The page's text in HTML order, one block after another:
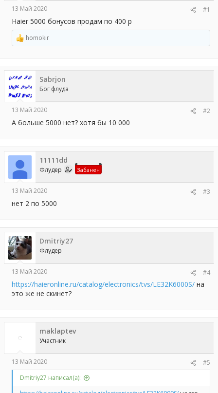
13 Май 2020 #1
Haier 5000 бонусов продам по 400 р
Р
е
а
к
ц
и
и
:
homokir
Sabrjon
Бог флуда
13 Май 2020 #2
А больше 5000 нет? хотя бы 10 000
11111dd
Флудер Забанен
13 Май 2020 #3
нет 2 по 5000
Dmitriy27
Флудер
13 Май 2020 #4
https://haieronline.ru/catalog/electronics/tvs/LE32K6000S/ на
это же не скинет?
maklaptev
Участник
13 Май 2020
#5
Dmitriy27 написал(а):